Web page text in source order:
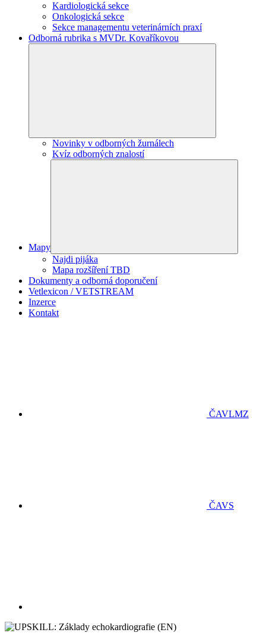
Kardiologická sekce
Onkologická sekce
Sekce managementu veterinárních praxí
Odborná rubrika s MVDr. Kovaříkovou
Novinky v odborných žurnálech
Kvíz odborných znalostí
Mapy
Najdi pijáka
Mapa rozšíření TBD
Dokumenty a odborná doporučení
Vetlexicon / VETSTREAM
Inzerce
Kontakt
ČAVLMZ
ČAVS